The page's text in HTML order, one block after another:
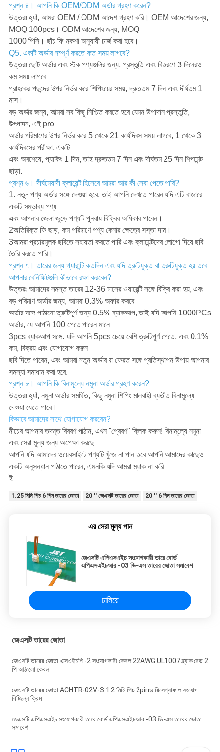
প্রশ্ন ৪। আপনি কি OEM/ODM অর্ডার গ্রহণ করেন?
উত্তরঃ হ্যাঁ, আমরা OEM / ODM আদেশ গ্রহণ করি। OEM আদেশের জন্য,
MOQ 100pcs। ODM আদেশের জন্য, MOQ
1000 পিসি। ছাঁচ ফি নকশা অনুযায়ী চার্জ করা হবে।
Q5. একটি অর্ডার সম্পূর্ণ করতে কত সময় লাগবে?
উত্তরঃ ছোট অর্ডার এবং স্টক পণ্যগুলির জন্য, প্রস্তুতি এবং বিতরণে 3 দিনেরও
কম সময় লাগবে
গ্রাহকের পছন্দের উপর নির্ভর করে শিপিংয়ের সময়, দ্রুততম 7 দিন এবং দীর্ঘতম 1
মাস।
বড় অর্ডার জন্য, আমরা সব কিছু নিশ্চিত করতে হবে যেমন উপাদান প্রস্তুতি,
উৎপাদন, এই pro
অর্ডার পরিমাণের উপর নির্ভর করে 5 থেকে 21 কার্যদিবস সময় লাগবে, 1 থেকে 3
কার্যদিবসের পরীক্ষা, একটি
এবং অবশেষে, প্যাকিং 1 দিন, তাই দ্রুততম 7 দিন এবং দীর্ঘতম 25 দিন শিপমেন্ট
ছাড়া.
প্রশ্ন ৬। দীর্ঘমেয়াদী ক্লায়েন্ট হিসেবে আমরা আর কী সেবা পেতে পারি?
1. নতুন পণ্য অর্ডার সঙ্গে দেওয়া হবে, তাই আপনি দেখতে পারেন যদি এটি বাজারে
একটি সম্ভাব্য পণ্য
এবং আপনার জেলা জুড়ে পণ্যটি পুনরায় বিক্রির অধিকার পাবেন।
2অতিরিক্ত ফি ছাড়, কম পরিমাণে পণ্য কেনার ক্ষেত্রে সস্তা দাম।
3আমরা প্রচারমূলক ছবিতে সহায়তা করতে পারি এবং ক্লায়েন্টদের লোগো দিয়ে ছবি
তৈরি করতে পারি।
প্রশ্ন ৭। তারের জন্য গ্যারান্টি কতদিন এবং যদি ত্রুটিযুক্ত বা ত্রুটিযুক্ত হয় তবে
আপনার বেনিফিটগুলি কীভাবে রক্ষা করবেন?
উত্তরঃ আমাদের সমস্ত তারের 12-36 মাসের ওয়ারেন্টি সঙ্গে বিক্রি করা হয়, এবং
বড় পরিমাণ অর্ডার জন্য, আমরা 0.3% অফার করবে
অর্ডার সঙ্গে পাঠানো ত্রুটিপূর্ণ জন্য 0.5% ব্যাকআপ, তাই যদি আপনি 1000PCs
অর্ডার, যে আপনি 100 পেতে পারেন মানে
3pcs ব্যাকআপ সঙ্গে. যদি আপনি 5pcs চেয়ে বেশি ত্রুটিপূর্ণ পেতে, এবং 0.1%
কম, বিক্রয় এবং যোগাযোগ করুন
ছবি দিতে পারেন, এবং আমরা নতুন অর্ডার বা ফেরত সঙ্গে প্রতিস্থাপন উপায় আপনার
সমস্যা সমাধান করা হবে.
প্রশ্ন ৮। আপনি কি বিনামূল্যে নমুনা অর্ডার গ্রহণ করেন?
উত্তরঃ হ্যাঁ, নমুনা অর্ডার সমর্থিত, কিছু নমুনা শিপিং মালবাহী ব্যতীত বিনামূল্যে
দেওয়া যেতে পারে।
কিভাবে আমাদের সাথে যোগাযোগ করবেন?
নীচের আপনার তদন্ত বিবরণ পাঠান, এখন "প্রেরণ" ক্লিক করুন! বিনামূল্যে নমুনা
এবং সেরা মূল্য জন্য অপেক্ষা করছে
আপনি যদি আমাদের ওয়েবসাইটে পণ্যটি খুঁজে না পান তবে আপনি আমাদের কাছেও
একটি অনুসন্ধান পাঠাতে পারেন, এমনকি যদি আমরা ম্যাক না করি
ই
1.25 মিমি পিচ 6 পিন তারের জোতা 20 '' জেএসটি তারের জোতা 20 '' 6 পিন তারের জোতা
এর সেরা মূল্য পান
জেএসটি এপিএসএইচ সংযোগকারী তারে বোর্ড
এপিএসএইচআর -03 ভি-এস তারের জোতা সমাবেশ
চালিয়ে
জেএসটি তারের জোতা
জেএসটি তারের জোতা এক্সএইচপি -2 সংযোগকারী কেবল 22AWG UL1007 ব্ল্যাক রেড 2
পি আঠালো কেবল
জেএসটি তারের জোতা ACHTR-02V-S 1.2 মিমি পিচ 2pins রিসেপ্যাকাল সংযোগ
বিচ্ছিন্ন ক্রিম
জেএসটি এপিএসএইচ সংযোগকারী তারে বোর্ড এপিএসএইচআর -03 ভি-এস তারের জোতা
সমাবেশ